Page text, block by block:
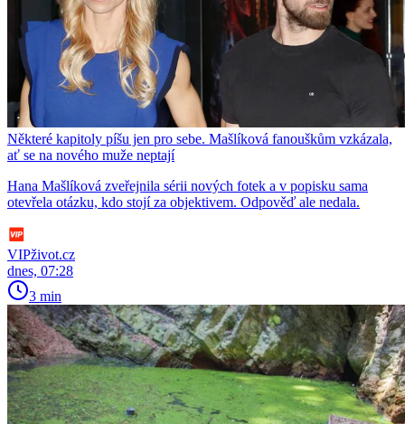
Některé kapitoly píšu jen pro sebe. Mašlíková fanouškům vzkázala,
ať se na nového muže neptají
Hana Mašlíková zveřejnila sérii nových fotek a v popisku sama
otevřela otázku, kdo stojí za objektivem. Odpověď ale nedala.
VIPživot.cz
dnes, 07:28
3 min